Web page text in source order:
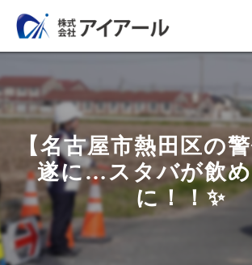
【名古屋市熱田区の
遂に…スタバが飲め
に！！✨